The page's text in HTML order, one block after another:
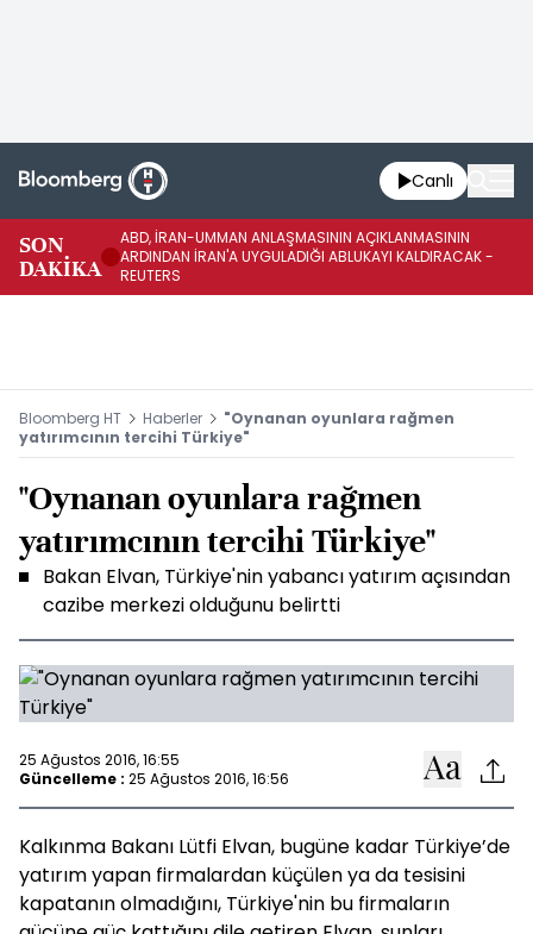
Canlı
SON
DAKİKA
ABD, İRAN-UMMAN ANLAŞMASININ AÇIKLANMASININ
ARDINDAN İRAN'A UYGULADIĞI ABLUKAYI KALDIRACAK -
REUTERS
Bloomberg HT Haberler
"Oynanan oyunlara rağmen
yatırımcının tercihi Türkiye"
"Oynanan oyunlara rağmen
yatırımcının tercihi Türkiye"
Bakan Elvan, Türkiye'nin yabancı yatırım açısından
cazibe merkezi olduğunu belirtti
25 Ağustos 2016, 16:55
Güncelleme : 25 Ağustos 2016, 16:56
Kalkınma Bakanı Lütfi Elvan, bugüne kadar Türkiye’de
yatırım yapan firmalardan küçülen ya da tesisini
kapatanın olmadığını, Türkiye'nin bu firmaların